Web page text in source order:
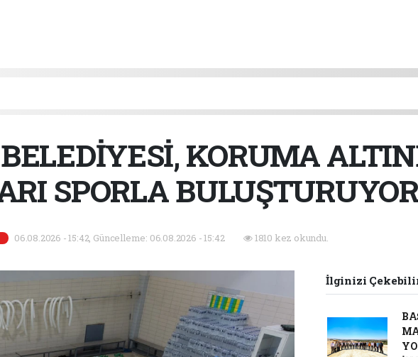
KORUMA
SPORLA BULUŞTURUYOR
06.08.2026 - 15:42, Güncelleme: 06.08.2026 - 15:42 1810 kez okundu.
İlginizi